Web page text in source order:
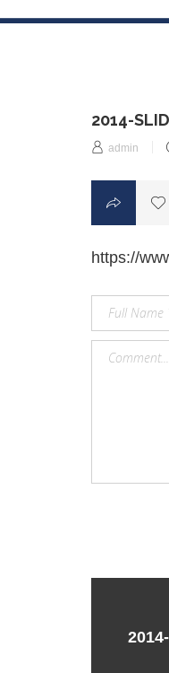
2014-
admin
https://
post: